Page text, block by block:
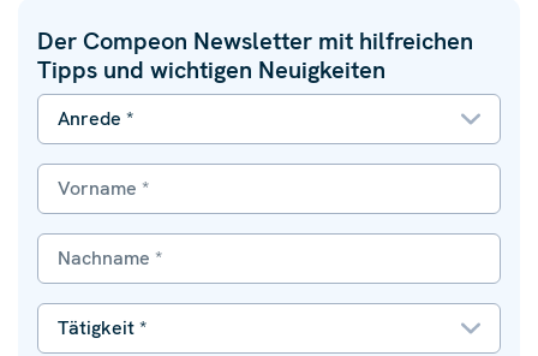
Der Compeon Newsletter mit hilfreichen
Tipps und wichtigen Neuigkeiten